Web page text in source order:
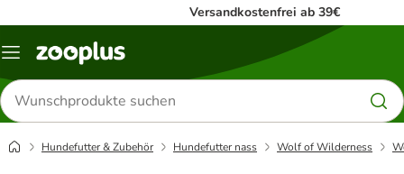
Versandkostenfrei ab 39€
Menü
Produkte
suchen
Hundefutter & Zubehör Hundefutter nass Wolf of Wilderness